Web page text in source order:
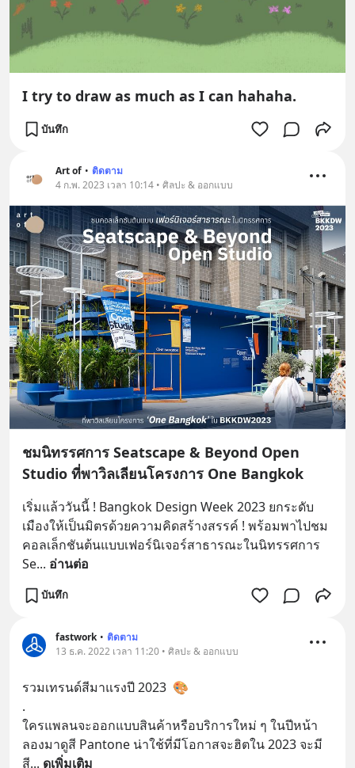
I try to draw as much as I can hahaha.
บันทึก
Art of • ติดตาม
4 ก.พ. 2023 เวลา 10:14 • ศิลปะ & ออกแบบ
ชมนิทรรศการ Seatscape & Beyond Open
Studio ที่พาวิลเลียนโครงการ One Bangkok
เริ่มแล้ววันนี้ ! Bangkok Design Week 2023 ยกระดับ
เมืองให้เป็นมิตรด้วยความคิดสร้างสรรค์ ! พร้อมพาไปชม
คอลเล็กชันต้นแบบเฟอร์นิเจอร์สาธารณะในนิทรรศการ
Se... อ่านต่อ
บันทึก
fastwork • ติดตาม
13 ธ.ค. 2022 เวลา 11:20 • ศิลปะ & ออกแบบ
รวมเทรนด์สีมาแรงปี 2023  🎨
.
ใครแพลนจะออกแบบสินค้าหรือบริการใหม่ ๆ ในปีหน้า
ลองมาดูสี Pantone น่าใช้ที่มีโอกาสจะฮิตใน 2023 จะมี
สี... ดูเพิ่มเติม